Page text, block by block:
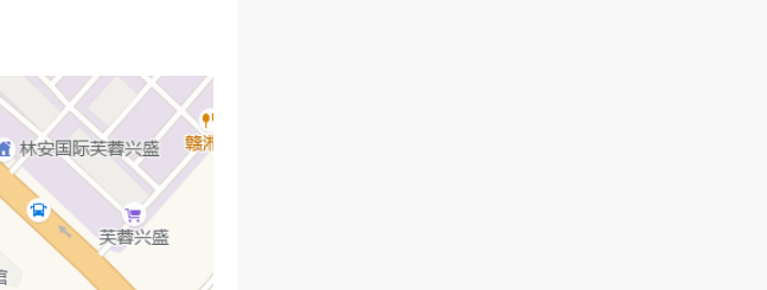
广大客户打造更加美好的
上绽放光彩，为客户创造